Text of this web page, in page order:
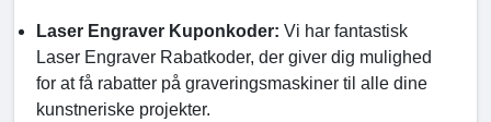
Laser Engraver Kuponkoder: Vi har fantastisk
Laser Engraver Rabatkoder, der giver dig mulighed
for at få rabatter på graveringsmaskiner til alle dine
kunstneriske projekter.